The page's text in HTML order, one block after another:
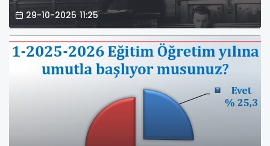
29-10-2025 11:25